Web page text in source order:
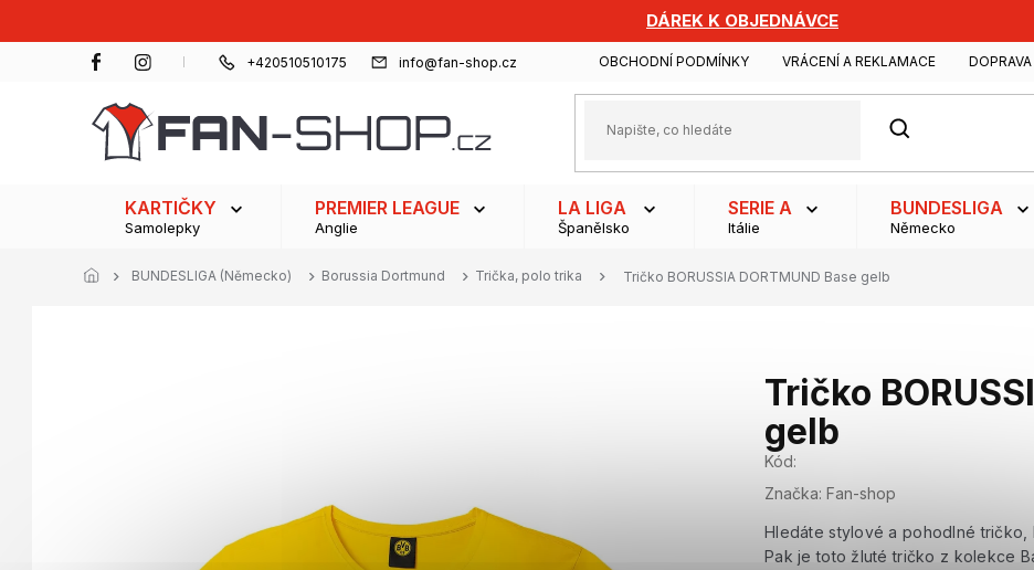
DÁREK K OBJEDNÁVCE
+420510510175 info@fan-shop.cz OBCHODNÍ PODMÍNKY VRÁCENÍ A REKLAMACE
HLEDAT
KARTIČKY
Samolepky
PREMIER LEAGUE
Anglie
LA LIGA
Španělsko
SERIE A
Itálie
BUNDESLIGA
Německo
BUNDESLIGA (Německo) Borussia Dortmund Trička, polo trika Tričko BORUSSIA DORTMUND Base gelb
Tričko
gelb
Kód:
Značka: Fan-shop
Hledáte stylové a pohodlné tričko,
Pak je toto žluté tričko z kolekce